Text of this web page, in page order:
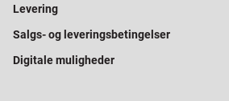
Levering
Salgs- og leveringsbetingelser
Digitale muligheder